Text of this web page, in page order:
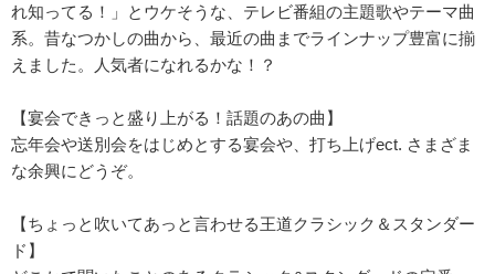
れ知ってる！」とウケそうな、テレビ番組の主題歌やテーマ曲
系。昔なつかしの曲から、最近の曲までラインナップ豊富に揃
えました。人気者になれるかな！？
【宴会できっと盛り上がる！話題のあの曲】
忘年会や送別会をはじめとする宴会や、打ち上げect. さまざま
な余興にどうぞ。
【ちょっと吹いてあっと言わせる王道クラシック＆スタンダー
ド】